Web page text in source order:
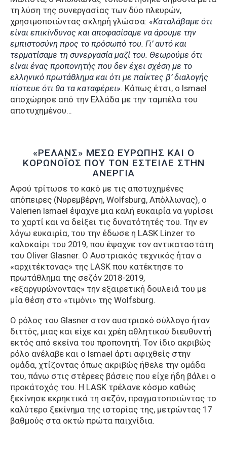
τη λύση της συνεργασίας των δύο πλευρών,
χρησιμοποιώντας σκληρή γλώσσα: «Καταλάβαμε ότι
είναι επικίνδυνος και αποφασίσαμε να άρουμε την
εμπιστοσύνη προς το πρόσωπό του. Γι’ αυτό και
τερματίσαμε τη συνεργασία μαζί του. Θεωρούμε ότι
είναι ένας προπονητής που δεν έχει σχέση με το
ελληνικό πρωτάθλημα και ότι με παίκτες β’ διαλογής
πίστευε ότι θα τα καταφέρει». Κάπως έτσι, ο Ismael
αποχώρησε από την Ελλάδα με την ταμπέλα του
αποτυχημένου…
«ΡΕΛΑΝΣ» ΜΕΣΩ ΕΥΡΩΠΗΣ ΚΑΙ Ο
ΚΟΡΩΝΟΪΟΣ ΠΟΥ ΤΟΝ ΕΣΤΕΙΛΕ ΣΤΗΝ
ΑΝΕΡΓΙΑ
Αφού τρίτωσε το κακό με τις αποτυχημένες
απόπειρες (Νυρεμβέργη, Wolfsburg, Απόλλωνας), ο
Valerien Ismael έψαχνε μια καλή ευκαιρία να γυρίσει
το χαρτί και να δείξει τις δυνατότητές του. Την εν
λόγω ευκαιρία, του την έδωσε η LASK Linzer το
καλοκαίρι του 2019, που έψαχνε τον αντικαταστάτη
του Oliver Glasner. Ο Αυστριακός τεχνικός ήταν ο
«αρχιτέκτονας» της LASK που κατέκτησε το
πρωτάθλημα της σεζόν 2018-2019,
«εξαργυρώνοντας» την εξαιρετική δουλειά του με
μία θέση στο «τιμόνι» της Wolfsburg.
Ο ρόλος του Glasner στον αυστριακό σύλλογο ήταν
διττός, μιας και είχε και χρέη αθλητικού διευθυντή
εκτός από εκείνα του προπονητή. Τον ίδιο ακριβώς
ρόλο ανέλαβε και ο Ismael άρτι αφιχθείς στην
ομάδα, χτίζοντας όπως ακριβώς ήθελε την ομάδα
του, πάνω στις στέρεες βάσεις που είχε ήδη βάλει ο
προκάτοχός του. Η LASK τρέλανε κόσμο καθώς
ξεκίνησε εκρηκτικά τη σεζόν, πραγματοποιώντας το
καλύτερο ξεκίνημα της ιστορίας της, μετρώντας 17
βαθμούς στα οκτώ πρώτα παιχνίδια.